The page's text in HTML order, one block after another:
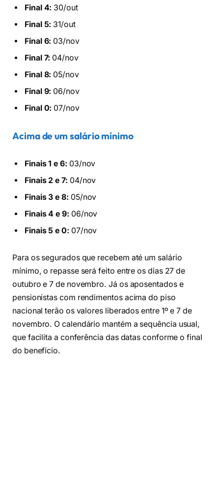
Final 4: 30/out
Final 5: 31/out
Final 6: 03/nov
Final 7: 04/nov
Final 8: 05/nov
Final 9: 06/nov
Final 0: 07/nov
Acima de um salário mínimo
Finais 1 e 6: 03/nov
Finais 2 e 7: 04/nov
Finais 3 e 8: 05/nov
Finais 4 e 9: 06/nov
Finais 5 e 0: 07/nov
Para os segurados que recebem até um salário
mínimo, o repasse será feito entre os dias 27 de
outubro e 7 de novembro. Já os aposentados e
pensionistas com rendimentos acima do piso
nacional terão os valores liberados entre 1º e 7 de
novembro. O calendário mantém a sequência usual,
que facilita a conferência das datas conforme o final
do benefício.